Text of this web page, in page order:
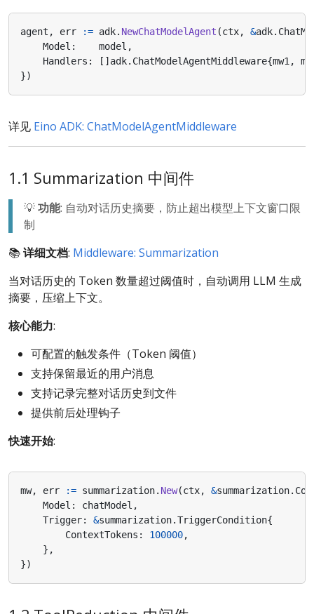
agent , err := adk. NewChatModelAgent (ctx, &adk.
Model : model ,
Handlers : []adk. ChatModelAgentMiddleware{mw1 ,
})
详见 Eino ADK: ChatModelAgentMiddleware
1.1 Summarization 中间件
💡功能: 自动对话历史摘要，防止超出模型上下文窗口限
制
📚详细文档: Middleware: Summarization
当对话历史的 Token 数量超过阈值时，自动调用 LLM 生成
摘要，压缩上下文。
核心能力:
可配置的触发条件（Token 阈值）
支持保留最近的用户消息
支持记录完整对话历史到文件
提供前后处理钩子
快速开始:
mw, err := summarization. New(ctx, &summarization.
Model : chatModel ,
Trigger: &summarization.TriggerCondition{
ContextTokens : 100000,
},
})